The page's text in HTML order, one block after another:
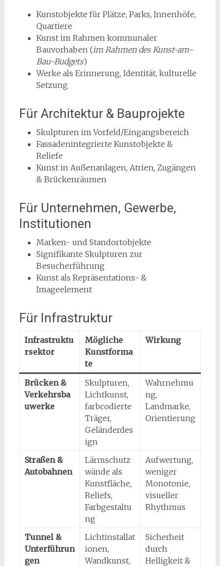
Kunstobjekte für Plätze, Parks, Innenhöfe,
Quartiere
Kunst im Rahmen kommunaler
Bauvorhaben (im Rahmen des Kunst-am-
Bau-Budgets)
Werke als Erinnerung, Identität, kulturelle
Setzung
Für Architektur & Bauprojekte
Skulpturen im Vorfeld/Eingangsbereich
Fassadenintegrierte Kunstobjekte &
Reliefe
Kunst in Außenanlagen, Atrien, Zugängen
& Brückenräumen
Für Unternehmen, Gewerbe,
Institutionen
Marken- und Standortobjekte
Signifikante Skulpturen zur
Besucherführung
Kunst als Repräsentations- &
Imageelement
Für Infrastruktur
Infrastruktu
rsektor
Mögliche
Kunstforma
te
Wirkung
Brücken &
Verkehrsba
uwerke
Skulpturen,
Lichtkunst,
farbcodierte
Träger,
Geländerdes
ign
Wahrnehmu
ng,
Landmarke,
Orientierung
Straßen &
Autobahnen
Lärmschutz
wände als
Kunstfläche,
Reliefs,
Farbgestaltu
ng
Aufwertung,
weniger
Monotonie,
visueller
Rhythmus
Tunnel &
Unterführun
gen
Lichtinstallat
ionen,
Wandkunst,
Sicherheit
durch
Helligkeit &